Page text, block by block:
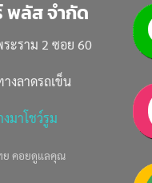
พลัส จำกัด
ะราม 2 ซอย 60
งลาดรถเข็น
มาโชว์รูม
ทย คอยดูแลคุณ